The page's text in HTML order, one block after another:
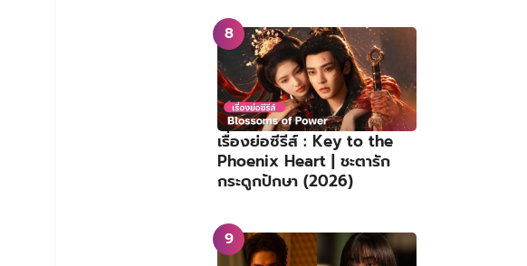
เรื่องย่อซีรีส์ : Key to the
Phoenix Heart | ชะตารัก
กระดูกปักษา (2026)